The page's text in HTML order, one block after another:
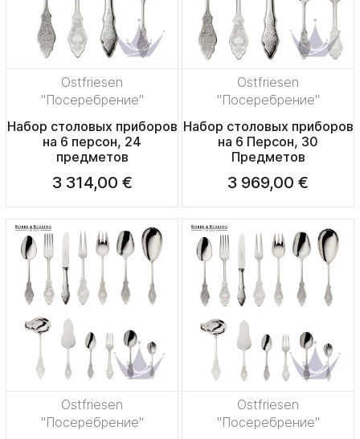
Ostfriesen
"Посеребрение"
Набор столовых приборов
на 6 персон, 24
предметов
3 314,00 €
Ostfriesen
"Посеребрение"
Набор столовых приборов
на 6 Персон, 30
Предметов
3 969,00 €
Ostfriesen
"Посеребрение"
Ostfriesen
"Посеребрение"